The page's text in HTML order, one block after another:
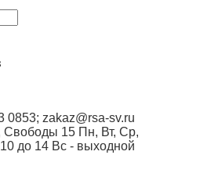
0853; zakaz@rsa-sv.ru
Свободы 15 Пн, Вт, Ср,
до 14 Вс - выходной